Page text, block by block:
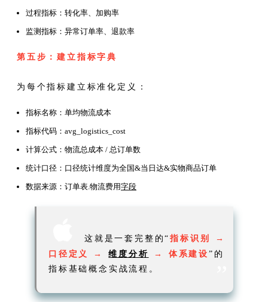
过程指标：转化率、加购率
监测指标：异常订单率、退款率
第五步：建立指标字典
为每个指标建立标准化定义：
指标名称：单均物流成本
指标代码：avg_logistics_cost
计算公式：物流总成本 / 总订单数
统计口径：口径统计维度为全国&当日达&实物商品订单
数据来源：订单表.物流费用字段
这就是一套完整的“指标识别 →
口径定义 →维度分析 → 体系建设”的
指标基础概念实战流程。